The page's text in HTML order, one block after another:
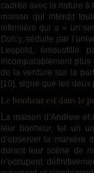
cadrée avec la nature à
maison qui interdit
infirmière qui a « un
Dulcy, séduite par
Leopold, émoustillé
incomparablement
de la verdure sur la
[10], signe que les
Le bonheur est dans le
La maison d’Andrew et Adrian n’est pas loin d’être présentée comme le principal obstacle à
leur bonheur, tel un
d’observer la manière
durant leur scène de
n’occupent